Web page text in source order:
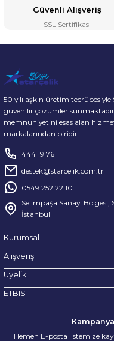
Güvenli Alışveriş
SSL Sertifikası
50 yılı aşkın üretim
güvenilir çözümler
memnuniyetini esas alan
markalarından biridir.
444 19 76
destek@starcelik.com.tr
0549 252 22 10
Selimpaşa Sanayi Bölgesi,
İstanbul
Kurumsal
Alışveriş
Üyelik
ETBIS
Hemen E-posta listemize